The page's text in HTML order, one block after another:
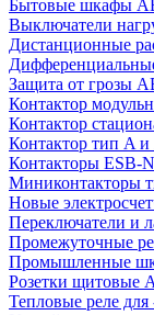
Бытовые шкафы
Выключатели
Дистанционные
Защита от грозы
Контактор
Контактор
Контактор тип A
Контакторы ESB-N
Миниконтакторы
Новые
Переключатели и
Промежуточные
Промышленные
Розетки щитовые
Тепловые реле